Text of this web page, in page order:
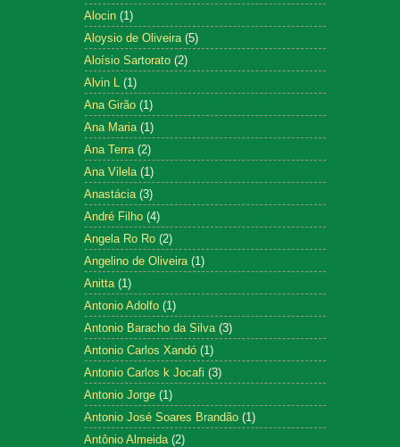
Alocin (1)
Aloysio de Oliveira (5)
Aloísio Sartorato (2)
Alvin L (1)
Ana Girão (1)
Ana Maria (1)
Ana Terra (2)
Ana Vilela (1)
Anastácia (3)
André Filho (4)
Angela Ro Ro (2)
Angelino de Oliveira (1)
Anitta (1)
Antonio Adolfo (1)
Antonio Baracho da Silva (3)
Antonio Carlos Xandó (1)
Antonio Carlos k Jocafi (3)
Antonio Jorge (1)
Antonio José Soares Brandão (1)
Antônio Almeida (2)